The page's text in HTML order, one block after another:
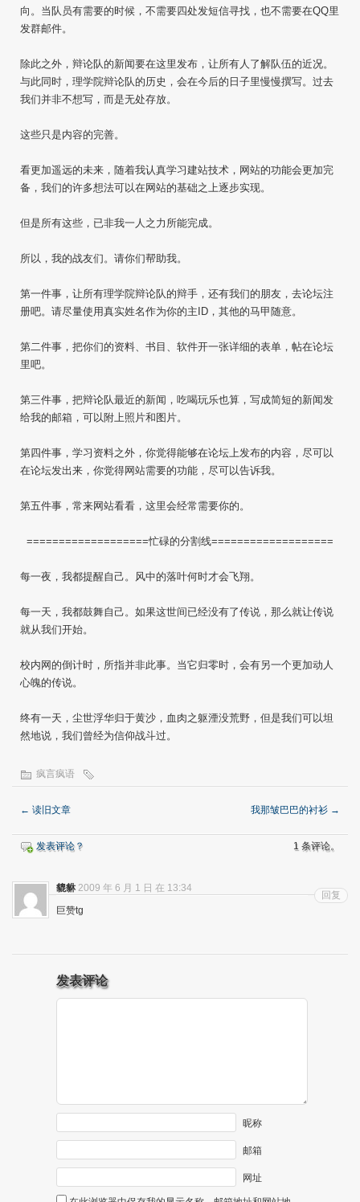
向。当队员有需要的时候，不需要四处发短信寻找，也不需要在QQ里
发群邮件。
除此之外，辩论队的新闻要在这里发布，让所有人了解队伍的近况。
与此同时，理学院辩论队的历史，会在今后的日子里慢慢撰写。过去
我们并非不想写，而是无处存放。
这些只是内容的完善。
看更加遥远的未来，随着我认真学习建站技术，网站的功能会更加完
备，我们的许多想法可以在网站的基础之上逐步实现。
但是所有这些，已非我一人之力所能完成。
所以，我的战友们。请你们帮助我。
第一件事，让所有理学院辩论队的辩手，还有我们的朋友，去论坛注
册吧。请尽量使用真实姓名作为你的主ID，其他的马甲随意。
第二件事，把你们的资料、书目、软件开一张详细的表单，帖在论坛
里吧。
第三件事，把辩论队最近的新闻，吃喝玩乐也算，写成简短的新闻发
给我的邮箱，可以附上照片和图片。
第四件事，学习资料之外，你觉得能够在论坛上发布的内容，尽可以
在论坛发出来，你觉得网站需要的功能，尽可以告诉我。
第五件事，常来网站看看，这里会经常需要你的。
===================忙碌的分割线===================
每一夜，我都提醒自己。风中的落叶何时才会飞翔。
每一天，我都鼓舞自己。如果这世间已经没有了传说，那么就让传说
就从我们开始。
校内网的倒计时，所指并非此事。当它归零时，会有另一个更加动人
心魄的传说。
终有一天，尘世浮华归于黄沙，血肉之躯湮没荒野，但是我们可以坦
然地说，我们曾经为信仰战斗过。
疯言疯语
← 读旧文章 我那皱巴巴的衬衫 →
发表评论？ 1 条评论。
貔貅 2009 年 6 月 1 日 在 13:34
巨赞tg
回复
发表评论
昵称
邮箱
网址